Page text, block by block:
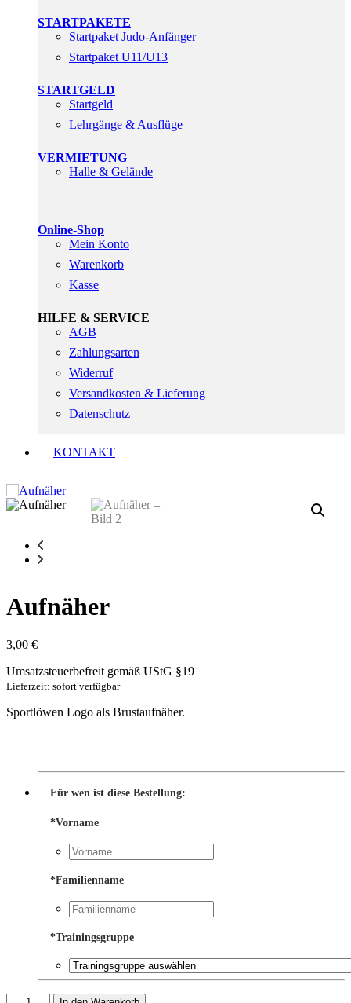
STARTPAKETE
Startpaket Judo-Anfänger
Startpaket U11/U13
STARTGELD
Startgeld
Lehrgänge & Ausflüge
VERMIETUNG
Halle & Gelände
Online-Shop
Mein Konto
Warenkorb
Kasse
HILFE & SERVICE
AGB
Zahlungsarten
Widerruf
Versandkosten & Lieferung
Datenschutz
KONTAKT
Aufnäher
3,00 €
Umsatzsteuerbefreit gemäß UStG §19
Lieferzeit: sofort verfügbar
Sportlöwen Logo als Brustaufnäher.
Für wen ist diese Bestellung:
*Vorname
*Familienname
*Trainingsgruppe
Aufnäher